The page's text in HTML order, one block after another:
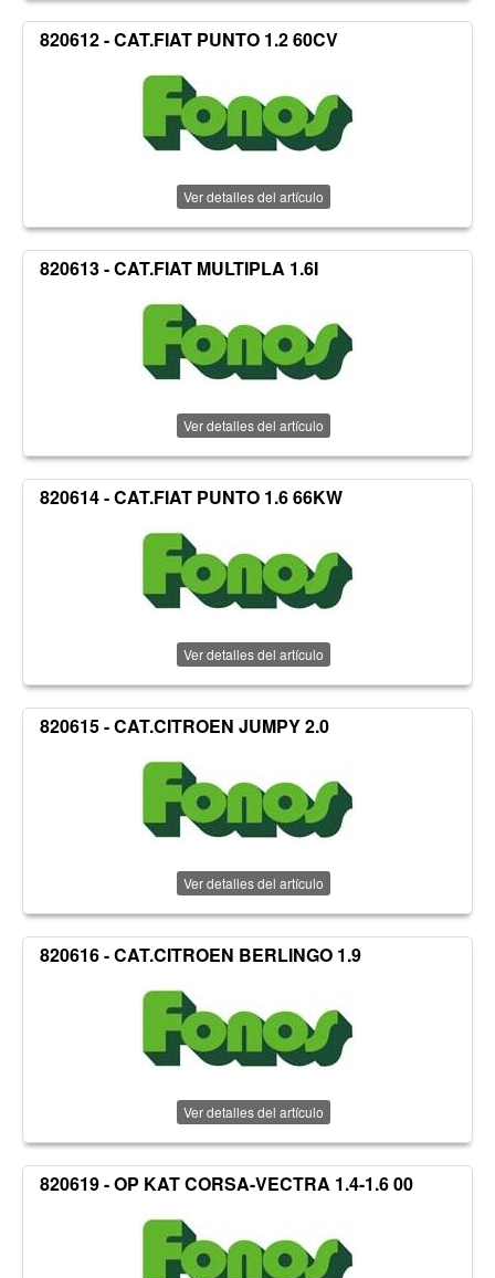
820612 - CAT.FIAT PUNTO 1.2 60CV
Ver detalles del artículo
820613 - CAT.FIAT MULTIPLA 1.6I
Ver detalles del artículo
820614 - CAT.FIAT PUNTO 1.6 66KW
Ver detalles del artículo
820615 - CAT.CITROEN JUMPY 2.0
Ver detalles del artículo
820616 - CAT.CITROEN BERLINGO 1.9
Ver detalles del artículo
820619 - OP KAT CORSA-VECTRA 1.4-1.6 00